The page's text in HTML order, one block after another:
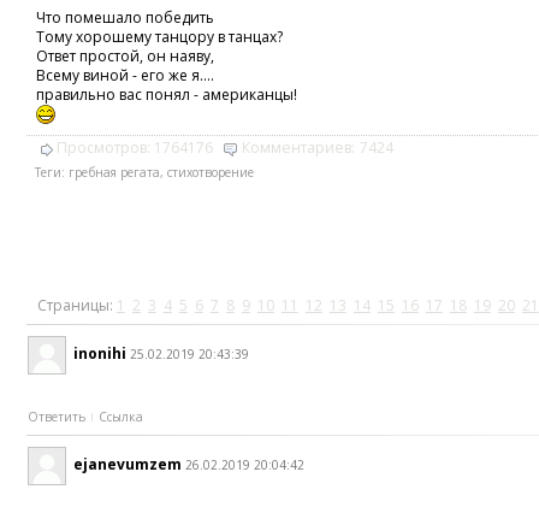
Что помешало победить
Тому хорошему танцору в танцах?
Ответ простой, он наяву,
Всему виной - его же я....
правильно вас понял - американцы!
Просмотров: 1764176 Комментариев: 7424
Теги: гребная регата, стихотворение
Страницы: 1 2 3 4 5 6 7 8 9 10 11 12 13 14 15 16 17 18 19 20 21
inonihi 25.02.2019 20:43:39
Ответить Ссылка
ejanevumzem 26.02.2019 20:04:42